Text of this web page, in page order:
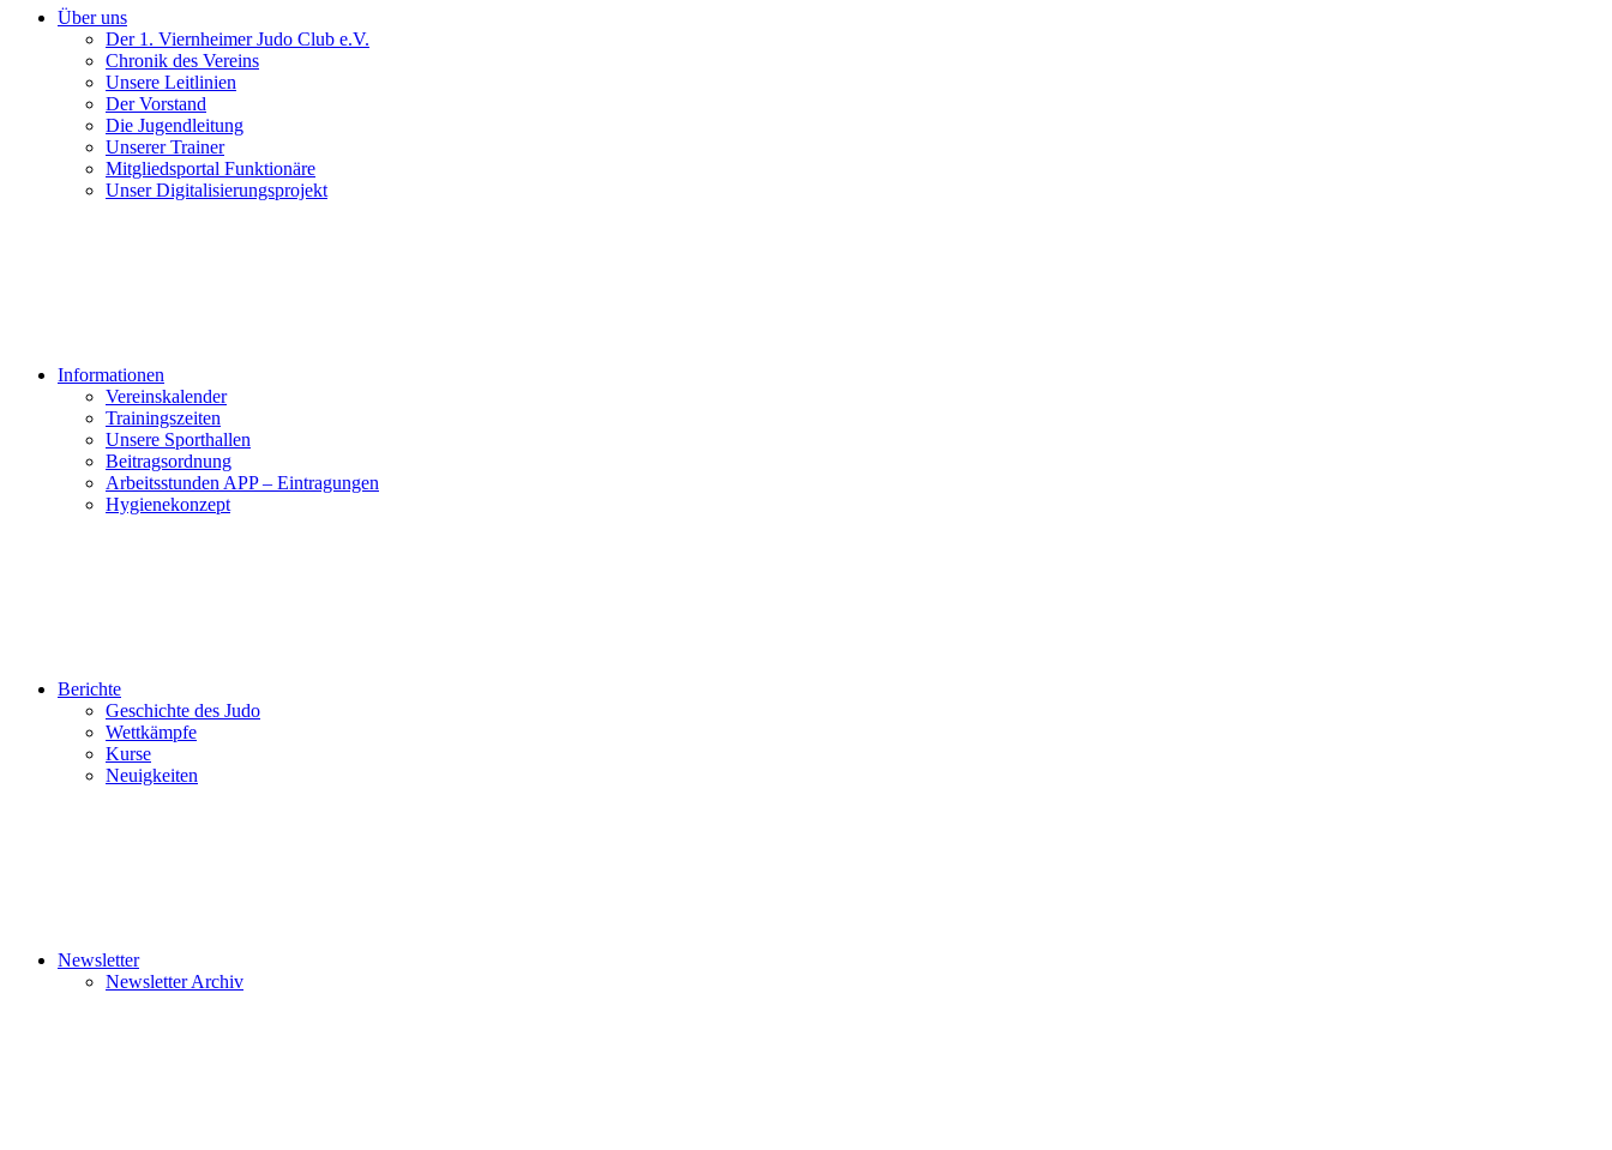
Über uns
Der 1. Viernheimer Judo Club e.V.
Chronik des Vereins
Unsere Leitlinien
Der Vorstand
Die Jugendleitung
Unserer Trainer
Mitgliedsportal Funktionäre
Unser Digitalisierungsprojekt
Informationen
Vereinskalender
Trainingszeiten
Unsere Sporthallen
Beitragsordnung
Arbeitsstunden APP – Eintragungen
Hygienekonzept
Berichte
Geschichte des Judo
Wettkämpfe
Kurse
Neuigkeiten
Newsletter
Newsletter Archiv